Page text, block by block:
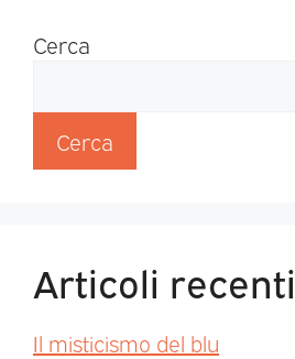
Cerca
Cerca
Articoli recenti
Il misticismo del blu